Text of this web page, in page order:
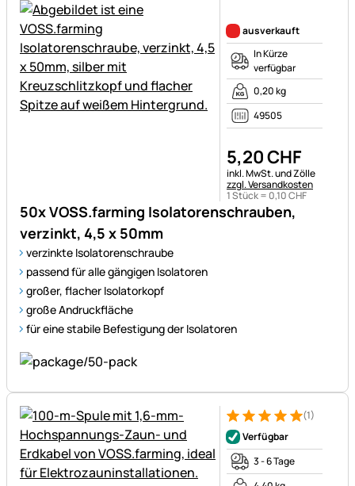
50x VOSS.farming Isolatorenschrauben,
verzinkt, 4,5 x 50mm
verzinkte Isolatorenschraube
passend für alle gängigen Isolatoren
großer, flacher Isolatorkopf
große Andruckfläche
für eine stabile Befestigung der Isolatoren
ausverkauft
In Kürze
verfügbar
0,20 kg
49505
5,20CHF
Steuerhinweis:
inkl. MwSt. und Zölle
zzgl. Versandkosten
1 Stück = 0,10CHF
Bewertung: 5 von 5 (1
1 Bewertung
(1)
Verfügbar
3 - 6 Tage